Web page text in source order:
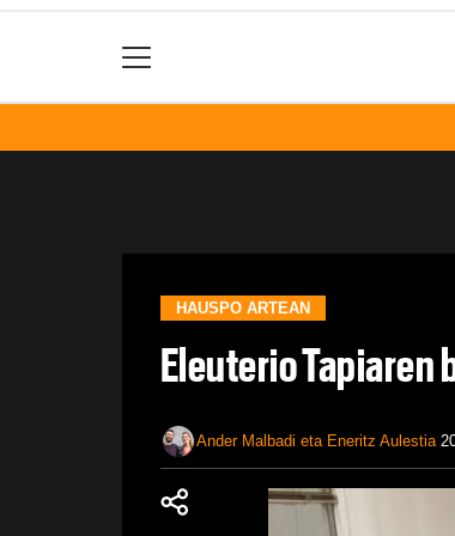
HAUSPO ARTEAN
Eleuterio Tapiaren
Ander Malbadi eta Eneritz Aulestia